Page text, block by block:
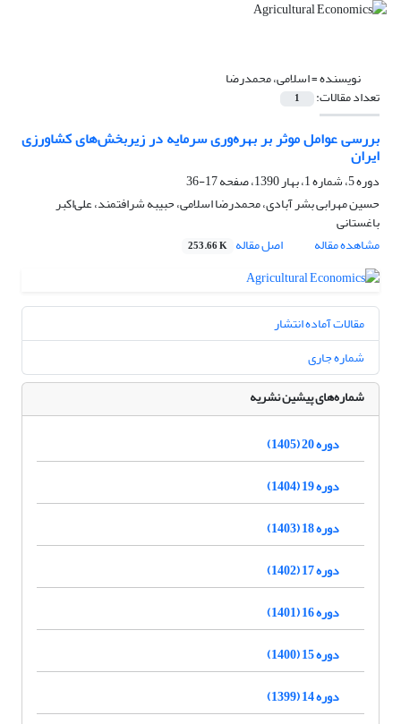
نویسنده =اسلامی، محمدرضا
تعداد مقالات: 1
بررسی عوامل موثر بر بهره‌وری سرمایه در زیربخش‌های کشاورزی
ایران
دوره 5، شماره 1، بهار 1390، صفحه
17-36
حسین مهرابی بشر آبادی، محمدرضا اسلامی، حبیبه شرافتمند، علی‌اکبر
باغستانی
مشاهده مقاله
اصل مقاله 253.66 K
مقالات آماده انتشار
شماره جاری
شماره‌های پیشین نشریه
دوره 20 (1405)
دوره 19 (1404)
دوره 18 (1403)
دوره 17 (1402)
دوره 16 (1401)
دوره 15 (1400)
دوره 14 (1399)